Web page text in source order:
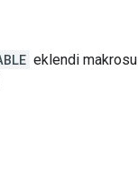
eklendi makrosu